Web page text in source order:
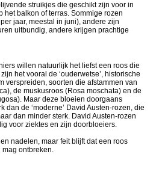
struikjes die geschikt zijn voor in
het balkon of terras. Sommige rozen
jaar, meestal in juni), andere zijn
uitbundig, andere krijgen prachtige
willen natuurlijk het liefst een roos die
het vooral de ‘ouderwetse’, historische
verspreiden, soorten die afstammen van
de muskusroos (Rosa moschata) en de
Maar deze bloeien doorgaans
dan de ‘moderne’ David Austen-rozen, die
dan minder sterk. David Austen-rozen
voor ziektes en zijn doorbloeiers.
nadelen, maar feit blijft dat een roos
ontbreken.